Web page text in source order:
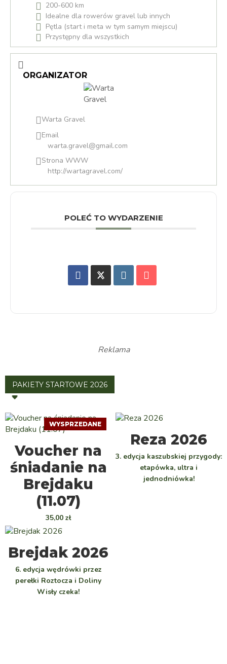
200-600 km
Idealne dla rowerów gravel lub innych
Pętla (start i meta w tym samym miejscu)
Przystępny dla wszystkich
ORGANIZATOR
Warta Gravel
Email
warta.gravel@gmail.com
Strona WWW
http://wartagravel.com/
POLEĆ TO WYDARZENIE
Reklama
PAKIETY STARTOWE 2026
WYSPRZEDANE
DOWIEDZ SIĘ WIĘCEJ
Voucher na
śniadanie na
Brejdaku
(11.07)
35,00 zł
WYBIERZ
Reza 2026
3. edycja kaszubskiej przygody:
etapówka, ultra i
jednodniówka!
WYBIERZ
Brejdak 2026
6. edycja wędrówki przez
perełki Roztocza i Doliny
Wisły czeka!